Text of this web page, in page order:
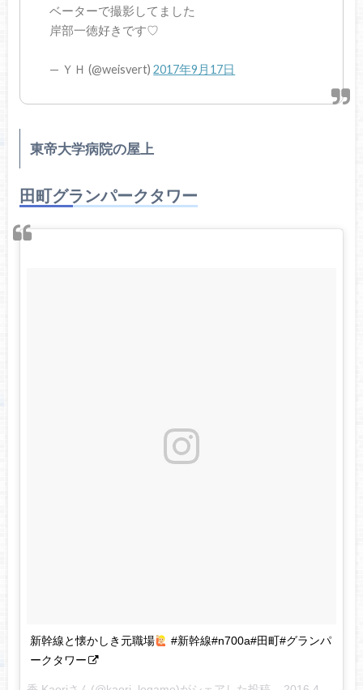
ベーターで撮影してました
岸部一徳好きです♡
— ＹＨ (@weisvert)2017年9月17日
東帝大学病院の屋上
田町グランパークタワー
新幹線と懐かしき元職場
#新幹線#n700a#田町#グランパ
ークタワー